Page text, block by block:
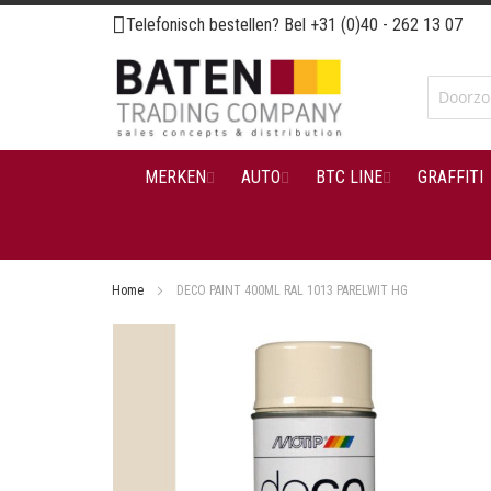
Ga
naar
de
inhoud
Telefonisch bestellen? Bel +31 (0)40 - 262 13 07
MERKEN AUTO BTC LINE GRAFFITI
Home DECO PAINT 400ML RAL 1013 PARELWIT HG